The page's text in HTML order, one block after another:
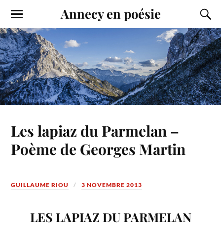
Annecy en poésie
Les lapiaz du Parmelan –
Poème de Georges Martin
GUILLAUME RIOU 3 NOVEMBRE 2013
LES LAPIAZ DU PARMELAN